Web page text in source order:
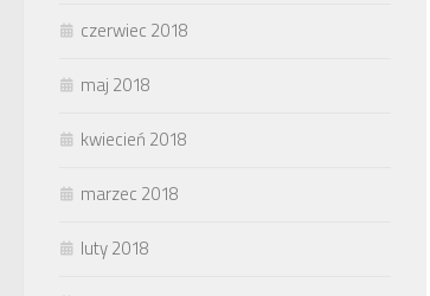
czerwiec 2018
maj 2018
kwiecień 2018
marzec 2018
luty 2018